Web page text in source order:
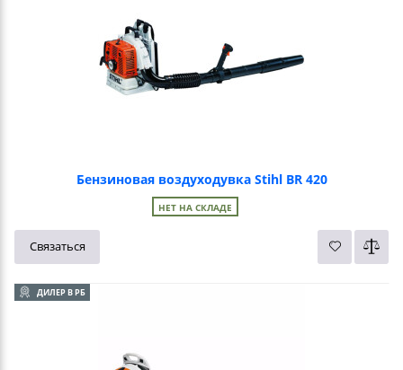
Бензиновая воздуходувка Stihl BR 420
НЕТ НА СКЛАДЕ
Связаться
ДИЛЕР В РБ